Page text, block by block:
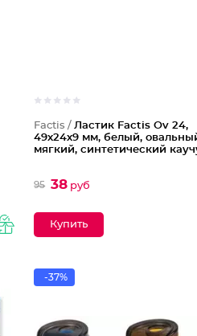
Factis /Ластик Factis Ov 24,
49х24х9 мм, белый,
мягкий, синтетический
95 38 руб
-37%